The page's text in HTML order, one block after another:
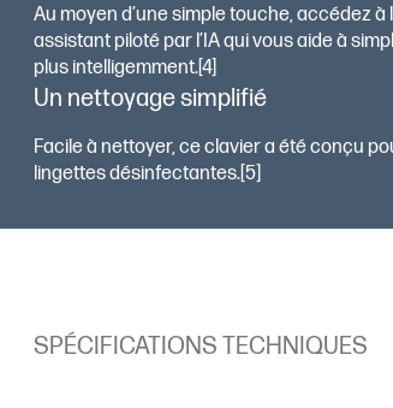
Au moyen d’une simple touche, accédez
assistant piloté par l’IA qui vous aide à
plus intelligemment.[4]
Un nettoyage simplifié
Facile à nettoyer, ce clavier a été conçu
lingettes désinfectantes.[5]
SPÉCIFICATIONS TECHNIQUES